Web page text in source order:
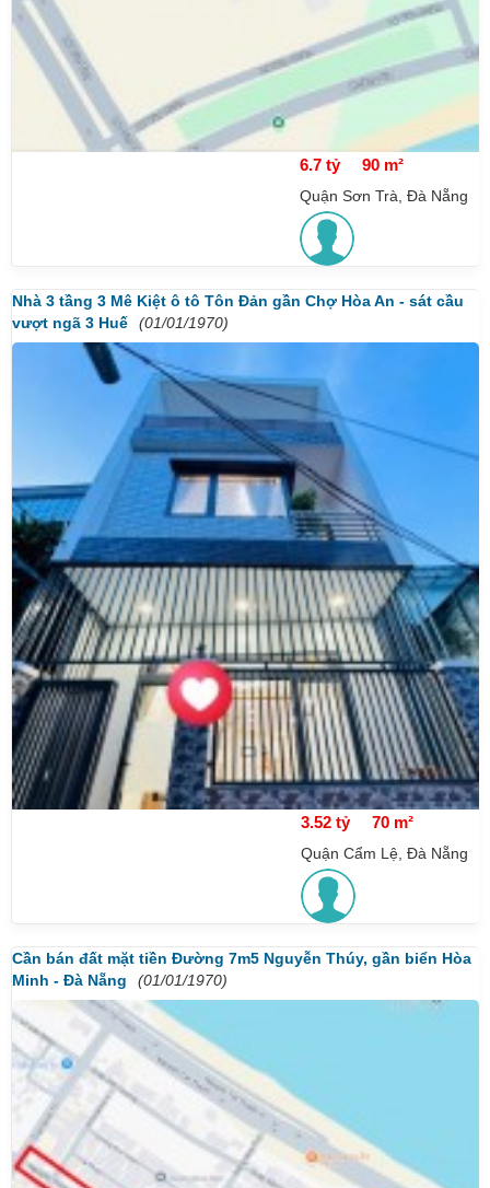
6.7 tỷ 90 m²
Quận Sơn Trà, Đà Nẵng
Nhà 3 tầng 3 Mê Kiệt ô tô Tôn Đản gần Chợ Hòa An - sát cầu
vượt ngã 3 Huế
(01/01/1970)
3.52 tỷ 70 m²
Quận Cẩm Lệ, Đà Nẵng
Cần bán đất mặt tiền Đường 7m5 Nguyễn Thúy, gần biển Hòa
Minh - Đà Nẵng
(01/01/1970)